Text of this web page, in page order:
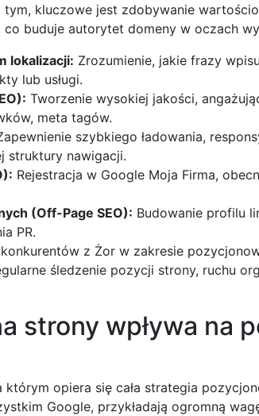
kluczowe jest zdobywanie
buduje autorytet domeny w oczach
lokalizacji: Zrozumienie, jakie frazy
lub usługi.
Tworzenie wysokiej jakości,
meta tagów.
szybkiego ładowania,
struktury nawigacji.
Rejestracja w Google Moja Firma,
(Off-Page SEO): Budowanie profilu
PR.
z Żor w zakresie
śledzenie pozycji strony, ruchu
strony wpływa na
opiera się cała strategia
Google, przykładają ogromną